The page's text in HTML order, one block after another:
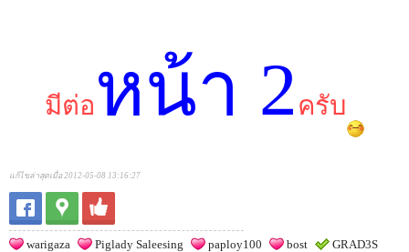
มีต่อหน้า 2 ครับ
แก้ไขล่าสุดเมื่อ 2012-05-08 13:16:27
warigaza Piglady Saleesing paploy100 bost
GRAD3S